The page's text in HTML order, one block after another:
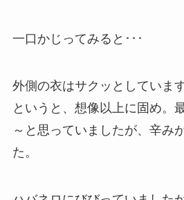
一口かじってみると･･･
外側の衣はサクッとしていま
というと、想像以上に固め。
～と思っていましたが、辛み
た。